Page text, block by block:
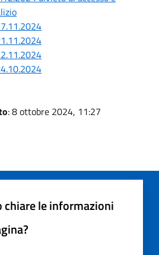
: 8 ottobre 2024, 11:27
chiare le informazioni